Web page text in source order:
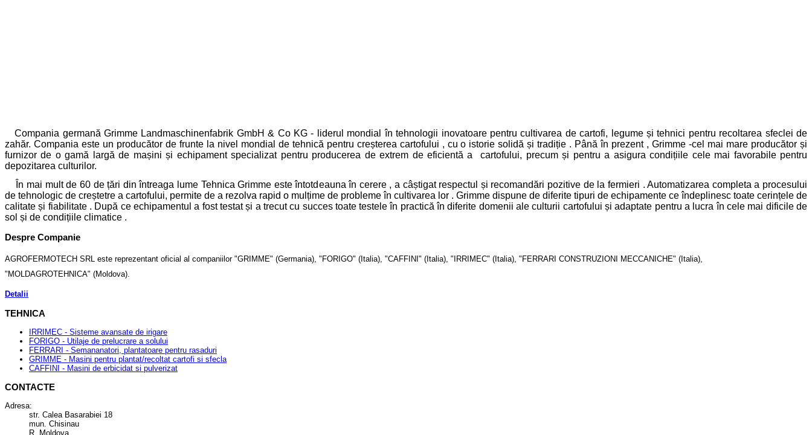
Compania germană Grimme Landmaschinenfabrik GmbH & Co KG - liderul mondial în tehnologii inovatoare pentru cultivarea de cartofi, legume și tehnici pentru recoltarea sfeclei de
zahăr. Compania este un producător de frunte la nivel mondial de tehnică pentru creșterea cartofului , cu o istorie solidă și tradiție . Până în prezent , Grimme -cel mai mare producător și
furnizor de o gamă largă de mașini și echipament specializat pentru producerea de extrem de eficientă a cartofului, precum și pentru a asigura condițiile cele mai favorabile pentru
depozitarea culturilor.
În mai mult de 60 de țări din întreaga lume Tehnica Grimme este întotdeauna în cerere , a câștigat respectul și recomandări pozitive de la fermieri . Automatizarea completa a procesului
de tehnologic de creștetre a cartofului, permite de a rezolva rapid o mulțime de probleme în cultivarea lor . Grimme dispune de diferite tipuri de echipamente ce îndeplinesc toate cerințele de
calitate și fiabilitate . După ce echipamentul a fost testat și a trecut cu succes toate testele în practică în diferite domenii ale culturii cartofului și adaptate pentru a lucra în cele mai dificile de
sol și de condițiile climatice .
Despre Companie
AGROFERMOTECH SRL este reprezentant oficial al companiilor "GRIMME" (Germania), "FORIGO" (Italia), "CAFFINI" (Italia), "IRRIMEC" (Italia), "FERRARI CONSTRUZIONI MECCANICHE" (Italia),
"MOLDAGROTEHNICA" (Moldova).
Detalii
TEHNICA
IRRIMEC - Sisteme avansate de irigare
FORIGO - Utilaje de prelucrare a solului
FERRARI - Semananatori, plantatoare pentru rasaduri
GRIMME - Masini pentru plantat/recoltat cartofi si sfecla
CAFFINI - Masini de erbicidat si pulverizat
CONTACTE
Adresa:
str. Calea Basarabiei 18
mun. Chisinau
R. Moldova